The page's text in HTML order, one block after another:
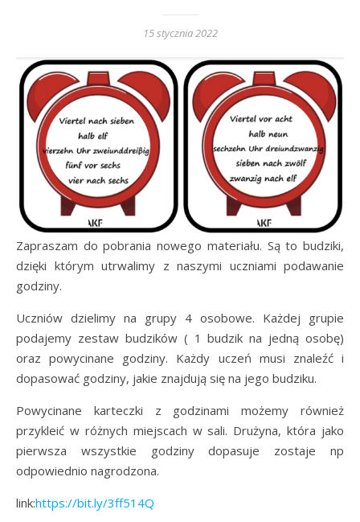
15 stycznia 2022
Zapraszam do pobrania nowego materiału. Są to budziki,
dzięki którym utrwalimy z naszymi uczniami podawanie
godziny.
Uczniów dzielimy na grupy 4 osobowe. Każdej grupie
podajemy zestaw budzików ( 1 budzik na jedną osobę)
oraz powycinane godziny. Każdy uczeń musi znaleźć i
dopasować godziny, jakie znajdują się na jego budziku.
Powycinane karteczki z godzinami możemy również
przykleić w różnych miejscach w sali. Drużyna, która jako
pierwsza wszystkie godziny dopasuje zostaje np
odpowiednio nagrodzona.
link:https://bit.ly/3ff514Q